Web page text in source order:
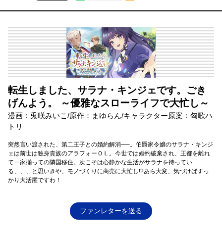
転生しました、サラナ・キンジェです。ごき
げんよう。 ～優雅なスローライフで大忙し～
漫画：兎咲みいこ/原作：まゆらん/キャラクター原案：匈歌ハ
トリ
突然言い渡された、第二王子との婚約解消──。伯爵家令嬢のサラナ・キンジ
ェは前世は独身貴族のアラフォーＯＬ。今世では婚約破棄され、王都を離れ
て一家揃っての隣国移住。次こそは心静かな生活がサラナを待ってい
る、、、と思いきや、モノづくりに商売に大忙し!?あら大変、気づけばすっ
かり大活躍ですわ！
ファンレターを送る